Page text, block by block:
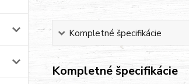
Kompletné špecifikácie
Kompletné špecifikácie